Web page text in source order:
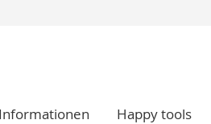
Fak.
Happy tools